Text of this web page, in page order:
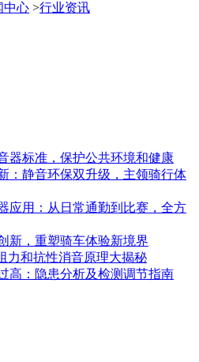
中心 >行业资讯
器标准，保护公共环境和健康
：静音环保双升级，主领骑行体
应用：从日常通勤到比赛，全方
新，重塑骑车体验新境界
力和抗性消音原理大揭秘
高：隐患分析及检测调节指南